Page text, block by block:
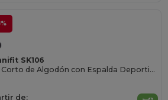
SK106
Top Corto de Algodón con Espalda Deportiva
de: